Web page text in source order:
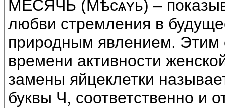
МЕСЯЧЬ (Мѣсѧʏь) –
любви стремления в
природным явлением. Этим
времени активности
замены яйцеклетки
буквы Ч, соответственно и